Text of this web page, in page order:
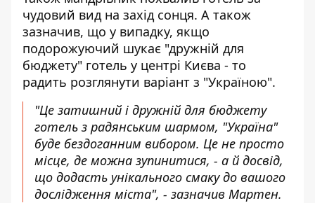
чудовий вид на захід сонця. А також
зазначив, що у випадку, якщо
подорожуючий шукає "дружній для
бюджету" готель у центрі Києва - то
радить розглянути варіант з "Україною".
"Це затишний і дружній для бюджету
готель з радянським шармом, "Україна"
буде бездоганним вибором. Це не просто
місце, де можна зупинитися, - а й досвід,
що додасть унікального смаку до вашого
дослідження міста", - зазначив Мартен.